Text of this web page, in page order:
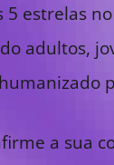
5 estrelas
adultos,
a sua